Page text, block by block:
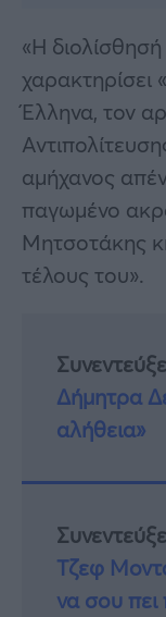
«Η
χαρακτηρίσει
Έλληνα, τον
αμήχανος
παγωμένο
Μητσοτάκης
τέλους του».
Δήμητρα
αλήθεια»
Τζεφ
να σου πει